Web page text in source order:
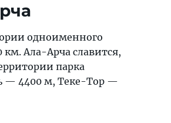
одноименного
Ала-Арча славится,
парка
— 4400 м, Теке-Тор —